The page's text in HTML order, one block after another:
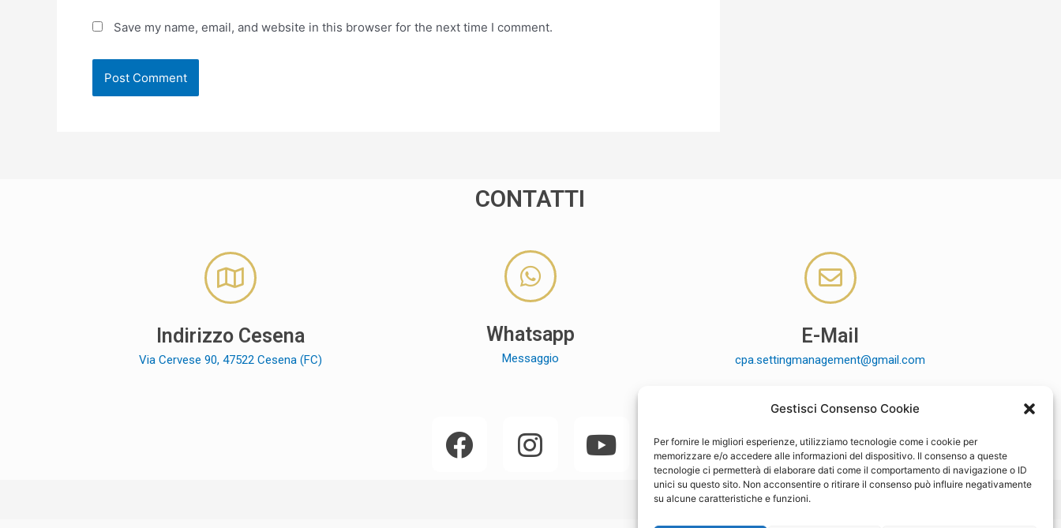
Gestisci Consenso Cookie
Per fornire le migliori esperienze, utilizziamo tecnologie come i cookie per
memorizzare e/o accedere alle informazioni del dispositivo. Il consenso a queste
tecnologie ci permetterà di elaborare dati come il comportamento di navigazione o ID
unici su questo sito. Non acconsentire o ritirare il consenso può influire negativamente
su alcune caratteristiche e funzioni.
Save my name, email, and website in this browser for the next time I comment.
Indirizzo Cesena
Via Cervese 90, 47522 Cesena (FC)
CONTATTI
Whatsapp
Messaggio
E-Mail
cpa.settingmanagement@gmail.com